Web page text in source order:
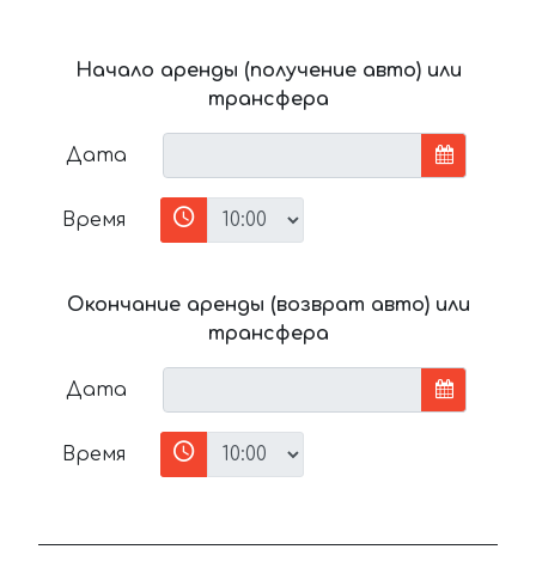
Начало аренды (получение авто) или
трансфера
Дата
Время
Окончание аренды (возврат авто) или
трансфера
Дата
Время